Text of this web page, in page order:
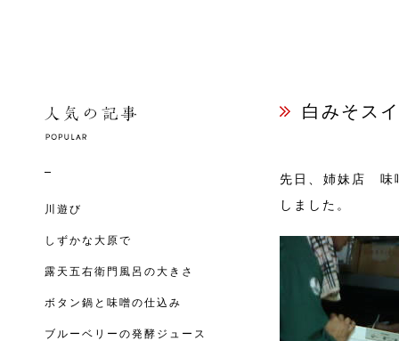
川遊び
しずかな大原で
露天五右衛門風呂の大きさ
ボタン鍋と味噌の仕込み
ブルーベリーの発酵ジュース
白みそス
先日、姉妹店 味
しました。